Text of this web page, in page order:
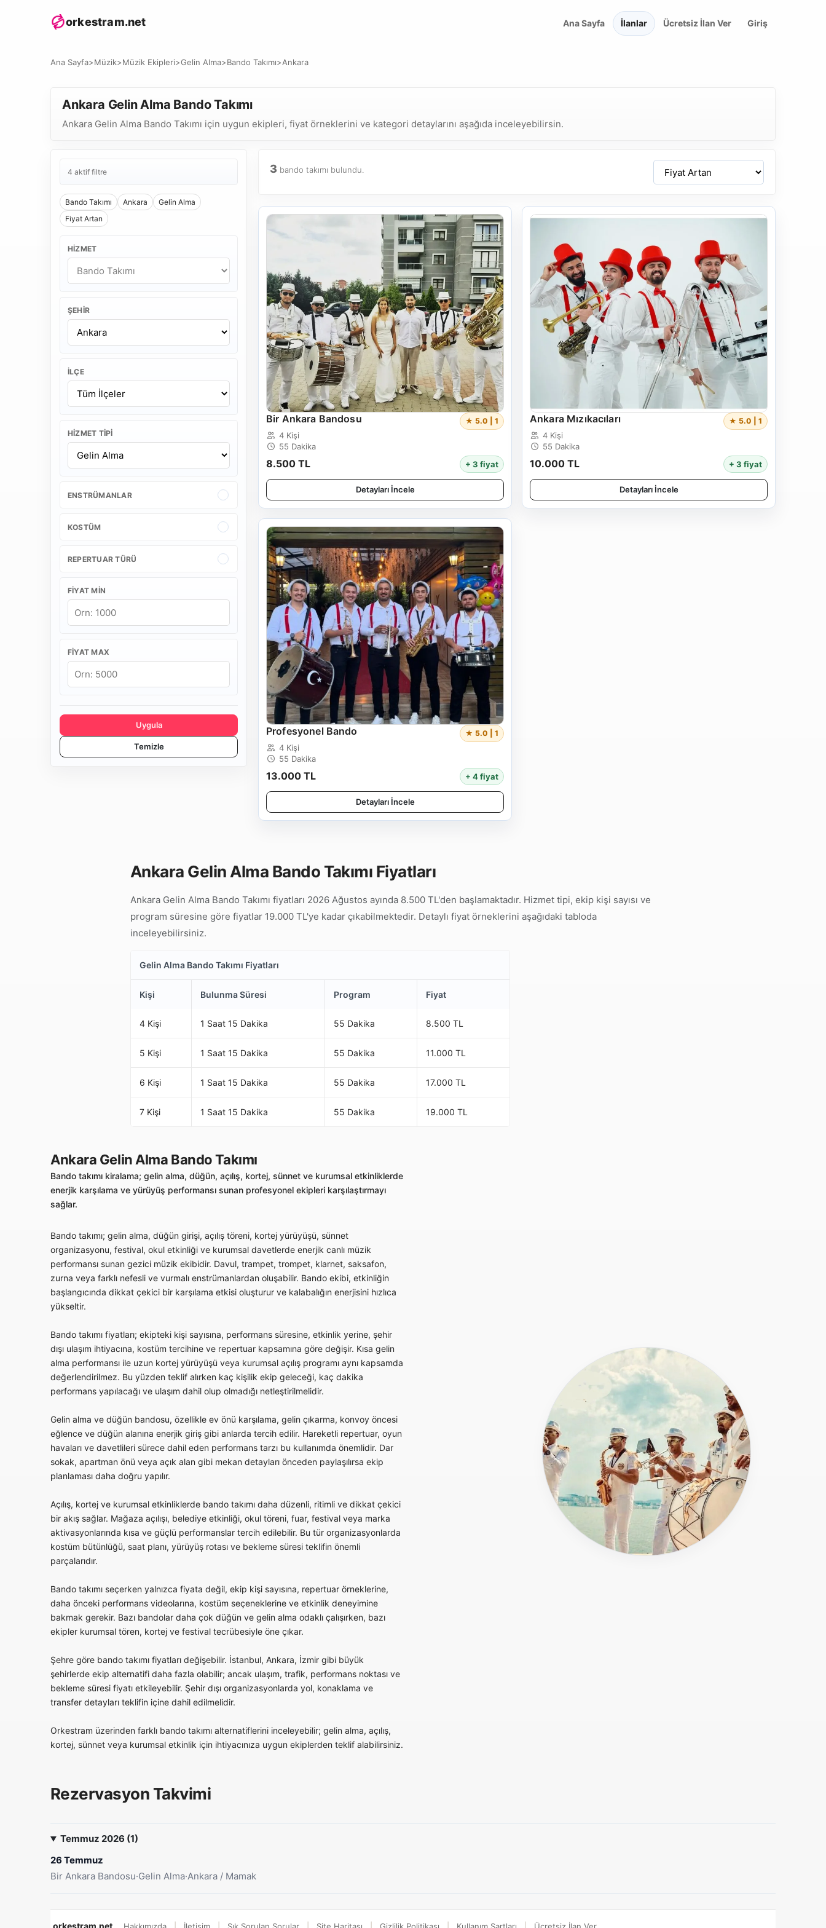
orkestram.net Ana Sayfa İlanlar Ücretsiz İlan Ver Giriş
Ana Sayfa>Müzik>Müzik Ekipleri>Gelin Alma>Bando Takımı>Ankara
Ankara Gelin Alma Bando Takımı
Ankara Gelin Alma Bando Takımı için uygun ekipleri, fiyat örneklerini ve kategori detaylarını aşağıda inceleyebilirsin.
4 aktif filtre
Bando Takımı Ankara
Gelin Alma
Fiyat Artan
HIZMET
ŞEHIR
İLÇE
HIZMET TIPI
ENSTRÜMANLAR
KOSTÜM
REPERTUAR TÜRÜ
FIYAT MIN
FIYAT MAX
Uygula
Temizle
3 bando takımı bulundu. Sirala
Bir Ankara Bandosu ★ 5.0 | 1
4 Kişi
55 Dakika
8.500 TL + 3 fiyat
Detayları İncele
Ankara Mızıkacıları ★ 5.0 | 1
4 Kişi
55 Dakika
10.000 TL + 3 fiyat
Detayları İncele
Profesyonel Bando ★ 5.0 | 1
4 Kişi
55 Dakika
13.000 TL + 4 fiyat
Detayları İncele
Ankara Gelin Alma Bando Takımı Fiyatları
Ankara Gelin Alma Bando Takımı fiyatları 2026 Ağustos ayında 8.500 TL'den başlamaktadır. Hizmet tipi, ekip kişi sayısı ve
program süresine göre fiyatlar 19.000 TL'ye kadar çıkabilmektedir. Detaylı fiyat örneklerini aşağıdaki tabloda
inceleyebilirsiniz.
Gelin Alma Bando Takımı Fiyatları
Kişi Bulunma Süresi Program Fiyat
4 Kişi 1 Saat 15 Dakika 55 Dakika 8.500 TL
5 Kişi 1 Saat 15 Dakika 55 Dakika 11.000 TL
6 Kişi 1 Saat 15 Dakika 55 Dakika 17.000 TL
7 Kişi 1 Saat 15 Dakika 55 Dakika 19.000 TL
Ankara Gelin Alma Bando Takımı
Bando takımı kiralama; gelin alma, düğün, açılış, kortej, sünnet ve kurumsal etkinliklerde
enerjik karşılama ve yürüyüş performansı sunan profesyonel ekipleri karşılaştırmayı
sağlar.
Bando takımı; gelin alma, düğün girişi, açılış töreni, kortej yürüyüşü, sünnet
organizasyonu, festival, okul etkinliği ve kurumsal davetlerde enerjik canlı müzik
performansı sunan gezici müzik ekibidir. Davul, trampet, trompet, klarnet, saksafon,
zurna veya farklı nefesli ve vurmalı enstrümanlardan oluşabilir. Bando ekibi, etkinliğin
başlangıcında dikkat çekici bir karşılama etkisi oluşturur ve kalabalığın enerjisini hızlıca
yükseltir.
Bando takımı fiyatları; ekipteki kişi sayısına, performans süresine, etkinlik yerine, şehir
dışı ulaşım ihtiyacına, kostüm tercihine ve repertuar kapsamına göre değişir. Kısa gelin
alma performansı ile uzun kortej yürüyüşü veya kurumsal açılış programı aynı kapsamda
değerlendirilmez. Bu yüzden teklif alırken kaç kişilik ekip geleceği, kaç dakika
performans yapılacağı ve ulaşım dahil olup olmadığı netleştirilmelidir.
Gelin alma ve düğün bandosu, özellikle ev önü karşılama, gelin çıkarma, konvoy öncesi
eğlence ve düğün alanına enerjik giriş gibi anlarda tercih edilir. Hareketli repertuar, oyun
havaları ve davetlileri sürece dahil eden performans tarzı bu kullanımda önemlidir. Dar
sokak, apartman önü veya açık alan gibi mekan detayları önceden paylaşılırsa ekip
planlaması daha doğru yapılır.
Açılış, kortej ve kurumsal etkinliklerde bando takımı daha düzenli, ritimli ve dikkat çekici
bir akış sağlar. Mağaza açılışı, belediye etkinliği, okul töreni, fuar, festival veya marka
aktivasyonlarında kısa ve güçlü performanslar tercih edilebilir. Bu tür organizasyonlarda
kostüm bütünlüğü, saat planı, yürüyüş rotası ve bekleme süresi teklifin önemli
parçalarıdır.
Bando takımı seçerken yalnızca fiyata değil, ekip kişi sayısına, repertuar örneklerine,
daha önceki performans videolarına, kostüm seçeneklerine ve etkinlik deneyimine
bakmak gerekir. Bazı bandolar daha çok düğün ve gelin alma odaklı çalışırken, bazı
ekipler kurumsal tören, kortej ve festival tecrübesiyle öne çıkar.
Şehre göre bando takımı fiyatları değişebilir. İstanbul, Ankara, İzmir gibi büyük
şehirlerde ekip alternatifi daha fazla olabilir; ancak ulaşım, trafik, performans noktası ve
bekleme süresi fiyatı etkileyebilir. Şehir dışı organizasyonlarda yol, konaklama ve
transfer detayları teklifin içine dahil edilmelidir.
Orkestram üzerinden farklı bando takımı alternatiflerini inceleyebilir; gelin alma, açılış,
kortej, sünnet veya kurumsal etkinlik için ihtiyacınıza uygun ekiplerden teklif alabilirsiniz.
Rezervasyon Takvimi
Temmuz 2026 (1)
26 Temmuz
Bir Ankara Bandosu·Gelin Alma·Ankara / Mamak